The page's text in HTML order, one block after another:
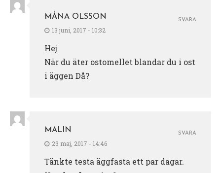
MÅNA OLSSON
13 juni, 2017 - 10:32
Hej
När du äter ostomellet blandar du i ost
i äggen Då?
SVARA
MALIN
23 maj, 2017 - 14:46
Tänkte testa äggfasta ett par dagar.
SVARA